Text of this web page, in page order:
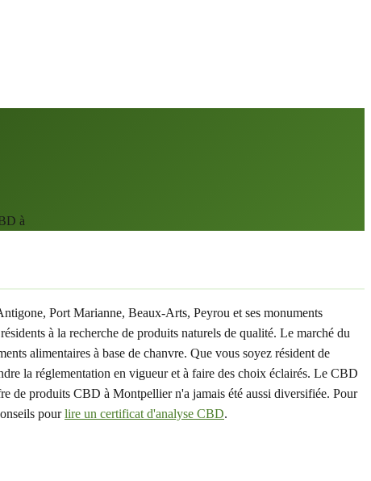
à
Port Marianne, Beaux-Arts, Peyrou et ses monuments
à la recherche de produits naturels de qualité. Le marché du
alimentaires à base de chanvre. Que vous soyez résident de
la réglementation en vigueur et à faire des choix éclairés. Le CBD
de produits CBD à Montpellier n'a jamais été aussi diversifiée. Pour
pourlire un certificat d'analyse CBD.